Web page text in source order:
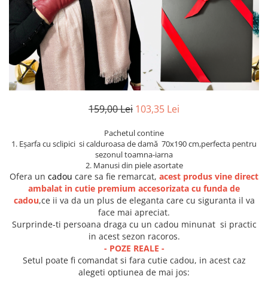
Cadouri barbati
Seturi cadou barbati
Seturi cadou barbati portofel si curea
Ceasuri pentru EL
Cadouri craciun barbati
Cadouri copii bebelusi 0+
Cadouri copii 1 an
Cadouri craciun copii
Sticlă pentru apa Personalizată
Seturi cadou pentru copii KID's Collection
Lenjerii de pat pentru copii
Etichete scolare
Sepci personalizate
Bannere personalizate scoli si gradinite
Caserole personalizate sandwich
Saculeti personalizati
Sticla de apa personalizata159,00 Lei 103,35 Lei
Pachetul contine
1. Eșarfa cu sclipici si calduroasa de damă 70x190 cm,perfecta pentru
sezonul toamna-iarna
2. Manusi din piele asortate
Ofera un cadou care sa fie remarcat, acest produs vine direct
ambalat in cutie premium accesorizata cu funda de
cadou,ce ii va da un plus de eleganta care cu siguranta il va
face mai apreciat.
Surprinde-ti persoana draga cu un cadou minunat si practic
in acest sezon racoros.
- POZE REALE -
Setul poate fi comandat si fara cutie cadou, in acest caz
alegeti optiunea de mai jos: